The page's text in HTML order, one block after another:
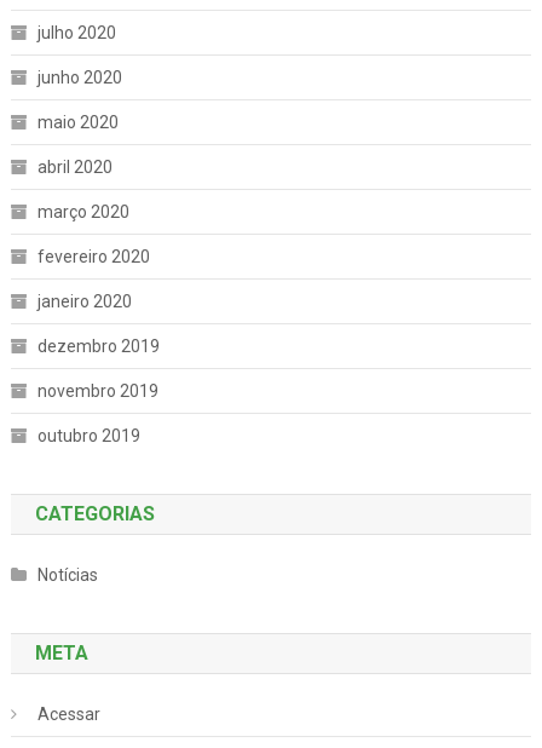
julho 2020
junho 2020
maio 2020
abril 2020
março 2020
fevereiro 2020
janeiro 2020
dezembro 2019
novembro 2019
outubro 2019
CATEGORIAS
Notícias
META
Acessar